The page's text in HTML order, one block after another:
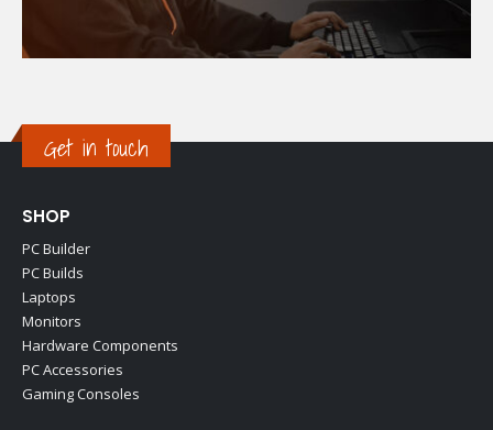
Get in touch
SHOP
PC Builder
PC Builds
Laptops
Monitors
Hardware Components
PC Accessories
Gaming Consoles